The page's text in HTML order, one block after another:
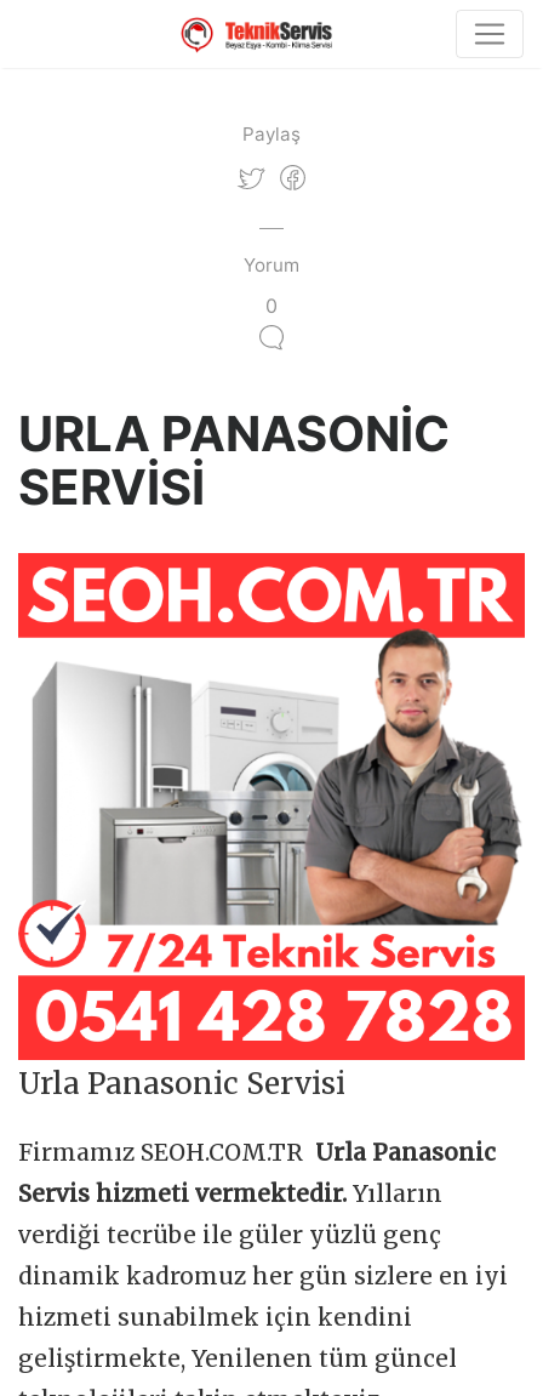
Paylaş
Yorum
0
URLA PANASONİC
SERVİSİ
Urla Panasonic Servisi
Firmamız SEOH.COM.TR Urla Panasonic
Servis hizmeti vermektedir. Yılların
verdiği tecrübe ile güler yüzlü genç
dinamik kadromuz her gün sizlere en iyi
hizmeti sunabilmek için kendini
geliştirmekte, Yenilenen tüm güncel